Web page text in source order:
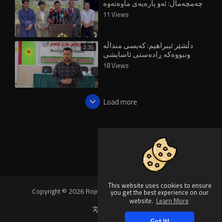
This website uses cookies to ensure
you get the best experience on our
website. Learn More
چەمچەماڵ: ئەو پارەیەی ماوەتەوە
بۆ نەهێشتنی مەترسی لافاو خەرج
دەکرێت
11 Views
2:36 دڵشێر ئیبراهیم: کەیسی منداڵە
ونبووەکە ڕادەستی ئاسایشی
ڕاپەڕین کراوە
18 Views
Load more
Copyright © 2026 Rojnews Video. All rights reserved.
Language